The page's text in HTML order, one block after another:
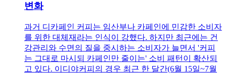
변화
과거 디카페인 커피는 임산부나 카페인에 민감한 소비자
를 위한 대체재라는 인식이 강했다. 하지만 최근에는 건
강관리와 수면의 질을 중시하는 소비자가 늘면서 '커피
는 그대로 마시되 카페인만 줄이는' 소비 패턴이 확산되
고 있다. 이디야커피의 경우 최근 한 달간(6월 15일~7월